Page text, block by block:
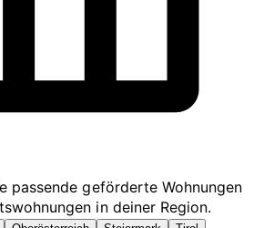
passende geförderte Wohnungen
in deiner Region.